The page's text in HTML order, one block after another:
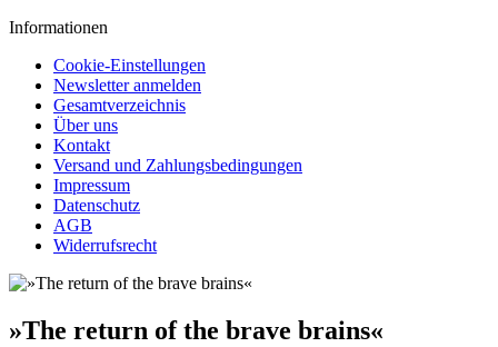
Informationen
Cookie-Einstellungen
Newsletter anmelden
Gesamtverzeichnis
Über uns
Kontakt
Versand und Zahlungsbedingungen
Impressum
Datenschutz
AGB
Widerrufsrecht
»The return of the brave brains«